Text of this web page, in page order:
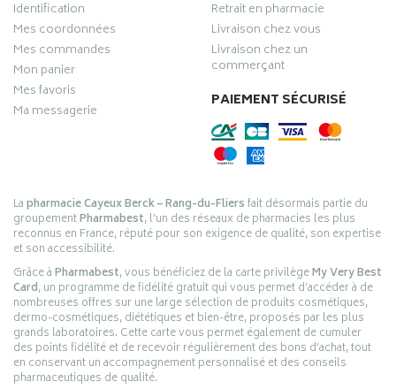
Identification
Mes coordonnées
Mes commandes
Mon panier
Mes favoris
Ma messagerie
Retrait en pharmacie
Livraison chez vous
Livraison chez un
commerçant
PAIEMENT SÉCURISÉ
Lapharmacie Cayeux Berck – Rang-du-Fliersfait désormais partie du
groupementPharmabest, l’un des réseaux de pharmacies les plus
reconnus en France, réputé pour son exigence de qualité, son expertise
et son accessibilité.
Grâce àPharmabest, vous bénéficiez de la carte privilègeMy Very Best
Card, un programme de fidélité gratuit qui vous permet d’accéder à de
nombreuses offres sur une large sélection de produits cosmétiques,
dermo-cosmétiques, diététiques et bien-être, proposés par les plus
grands laboratoires. Cette carte vous permet également de cumuler
des points fidélité et de recevoir régulièrement des bons d’achat, tout
en conservant un accompagnement personnalisé et des conseils
pharmaceutiques de qualité.